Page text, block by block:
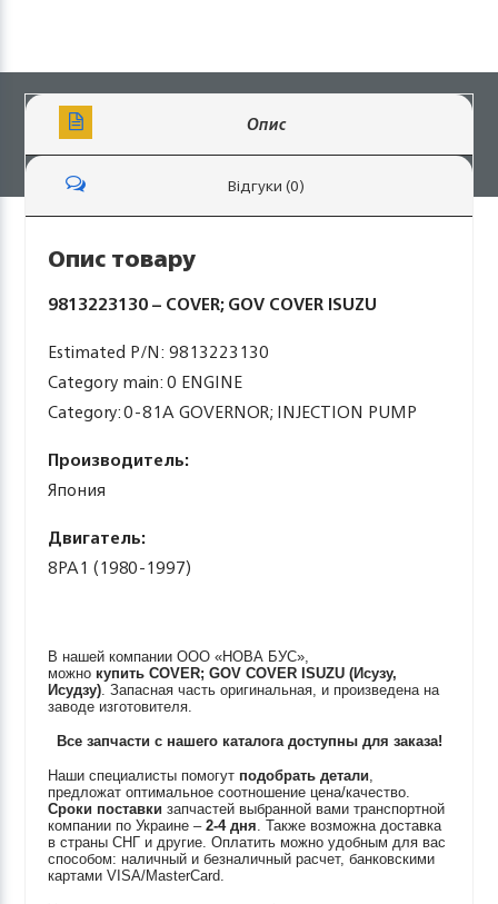
Опис
Відгуки (0)
Опис товару
9813223130 – COVER; GOV COVER ISUZU
Estimated P/N: 9813223130
Category main: 0 ENGINE
Category: 0-81A GOVERNOR; INJECTION PUMP
Производитель:
Япония
Двигатель:
8PA1 (1980-1997)
В нашей компании ООО «НОВА БУС»,
можно купитьCOVER; GOV COVER ISUZU (Исузу,
Исудзу). Запасная часть оригинальная, и произведена на
заводе изготовителя.
Все запчасти с нашего каталога доступны для заказа!
Наши специалисты помогут подобрать детали,
предложат оптимальное соотношение цена/качество.
Сроки поставки запчастей выбранной вами транспортной
компании по Украине –2-4 дня. Также возможна доставка
в страны СНГ и другие. Оплатить можно удобным для вас
способом: наличный и безналичный расчет, банковскими
картами VISA/MasterCard.